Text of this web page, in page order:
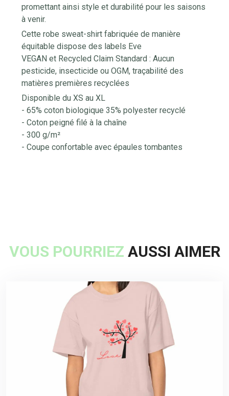
promettant ainsi style et durabilité pour les saisons
à venir.
Cette robe sweat-shirt fabriquée de manière
équitable dispose des labels Eve
VEGAN et Recycled Claim Standard : Aucun
pesticide, insecticide ou OGM, traçabilité des
matières premières recyclées
Disponible du XS au XL
- 65% coton biologique 35% polyester recyclé
- Coton peigné filé à la chaîne
- 300 g/m²
- Coupe confortable avec épaules tombantes
VOUS POURRIEZ AUSSI AIMER